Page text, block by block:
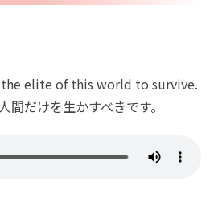
the elite of this world to survive.
だけを生かすべきです。